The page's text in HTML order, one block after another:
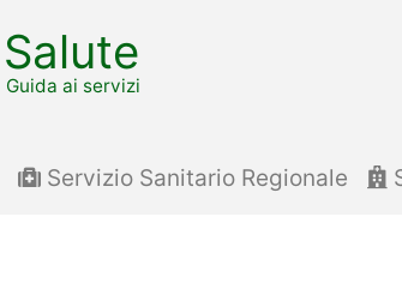
Salute
Guida ai servizi
Servizio Sanitario Regionale